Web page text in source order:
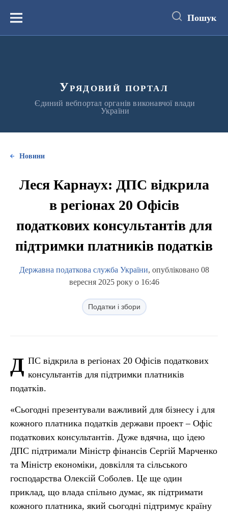
вмістуМеню Пошук
Урядовий портал
Єдиний вебпортал органів виконавчої влади
України
Новини
Леся Карнаух: ДПС відкрила
в регіонах 20 Офісів
податкових консультантів для
підтримки платників податків
Державна податкова служба України, опубліковано 08
вересня 2025 року о 16:46
Податки і збори
Д ПС відкрила в регіонах 20 Офісів податкових
консультантів для підтримки платників
податків.
«Сьогодні презентували важливий для бізнесу і для
кожного платника податків держави проект – Офіс
податкових консультантів. Дуже вдячна, що ідею
ДПС підтримали Міністр фінансів Сергій Марченко
та Міністр економіки, довкілля та сільського
господарства Олексій Соболев. Це ще один
приклад, що влада спільно думає, як підтримати
кожного платника, який сьогодні підтримує країну